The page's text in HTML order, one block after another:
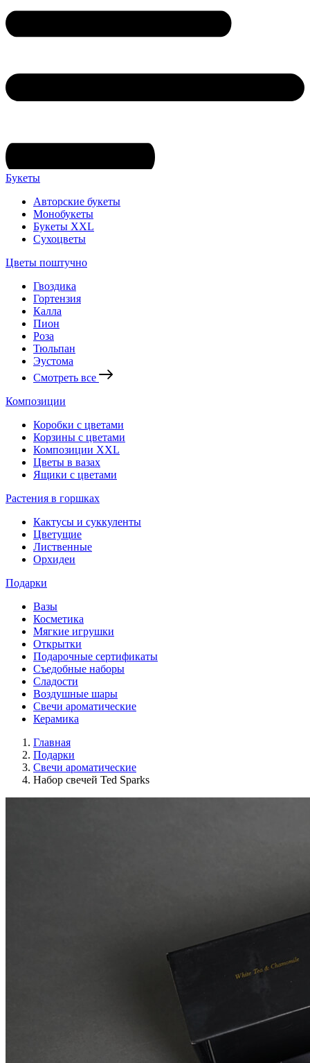
Букеты
Авторские букеты
Монобукеты
Букеты XXL
Сухоцветы
Цветы поштучно
Гвоздика
Гортензия
Калла
Пион
Роза
Тюльпан
Эустома
Смотреть все
Композиции
Коробки с цветами
Корзины с цветами
Композиции XXL
Цветы в вазах
Ящики с цветами
Растения в горшках
Кактусы и суккуленты
Цветущие
Лиственные
Орхидеи
Подарки
Вазы
Косметика
Мягкие игрушки
Открытки
Подарочные сертификаты
Съедобные наборы
Сладости
Воздушные шары
Свечи ароматические
Керамика
Главная
Подарки
Свечи ароматические
Набор свечей Ted Sparks